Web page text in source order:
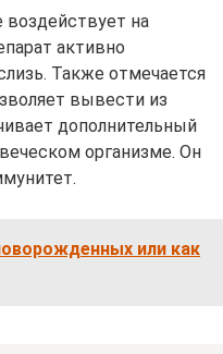
на
активно
Также отмечается
вывести из
дополнительный
организме. Он
или как